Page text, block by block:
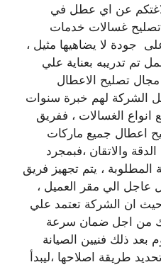
عن اي عطل في
تصليح غسالات خدمات
جودة لا يضاهيها مثيل ،
تم تدريبه بعناية علي
تصليح الاعطال
الشركة لهم خبرة سنوات
الغسالات ، ففريق
اعطال جميع ماركات
والاتقان ،فبمجرد
المطلوبة ، يتم تجهيز فريق
عاجل الي مقر العميل ،
ان الشركة تعتمد علي
من اجل ضمان سرعة
بعد ذلك فنيين الصيانة
طريقة اصلاحها ،ليبدأ